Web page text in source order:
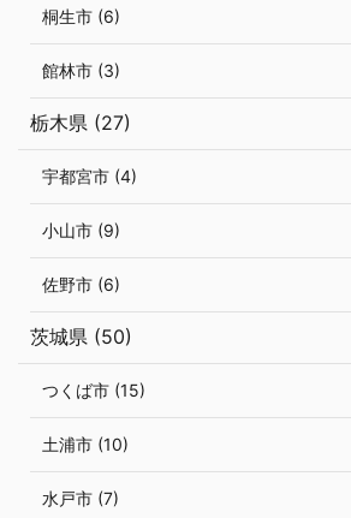
桐生市 (6)
館林市 (3)
栃木県 (27)
宇都宮市 (4)
小山市 (9)
佐野市 (6)
茨城県 (50)
つくば市 (15)
土浦市 (10)
水戸市 (7)